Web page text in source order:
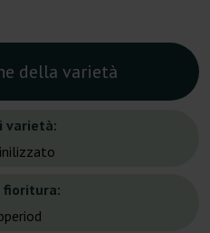
della varietà
varietà:
fioritura: